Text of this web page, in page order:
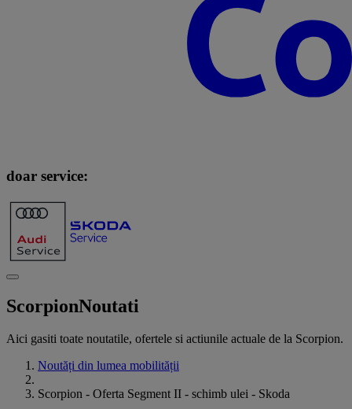
doar service:
ScorpionNoutati
Aici gasiti toate noutatile, ofertele si actiunile actuale de la Scorpion.
Noutăți din lumea mobilității
Scorpion - Oferta Segment II - schimb ulei - Skoda